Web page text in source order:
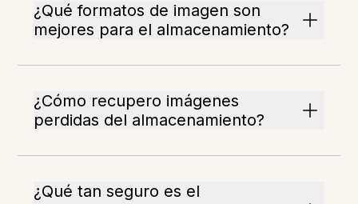
¿Qué formatos de imagen son
mejores para el almacenamiento?
¿Cómo recupero imágenes
perdidas del almacenamiento?
¿Qué tan seguro es el